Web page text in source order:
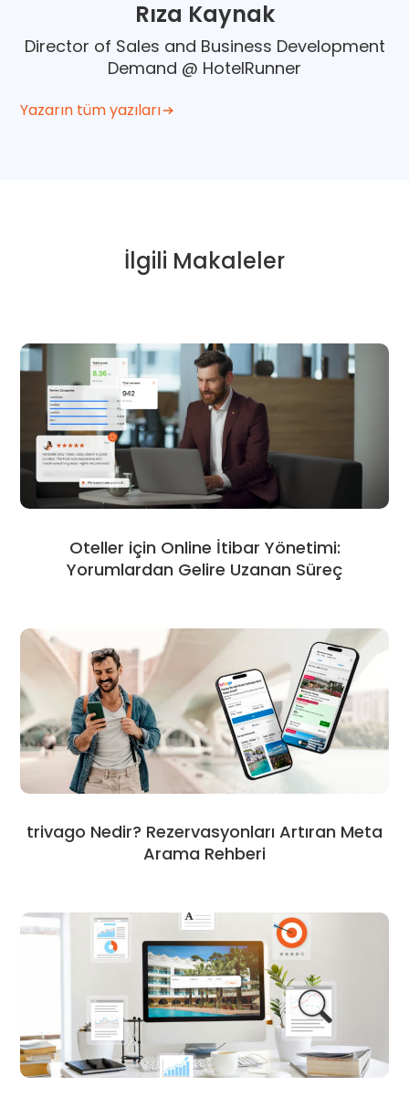
Rıza Kaynak
Director of Sales and Business Development
Demand @ HotelRunner
Yazarın tüm yazıları
İlgili Makaleler
Oteller için Online İtibar Yönetimi:
Yorumlardan Gelire Uzanan Süreç
trivago Nedir? Rezervasyonları Artıran Meta
Arama Rehberi